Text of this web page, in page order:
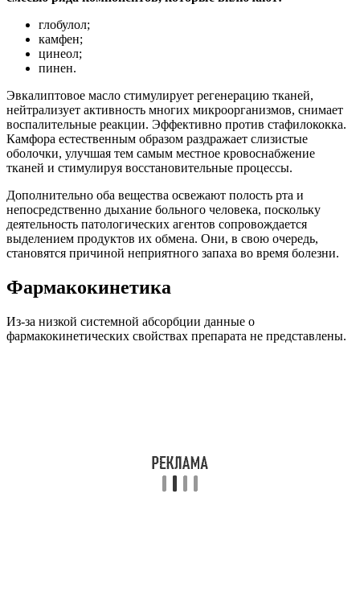
глобулол;
камфен;
цинеол;
пинен.
Эвкалиптовое масло стимулирует регенерацию тканей,
нейтрализует активность многих микроорганизмов, снимает
воспалительные реакции. Эффективно против стафилококка.
Камфора естественным образом раздражает слизистые
оболочки, улучшая тем самым местное кровоснабжение
тканей и стимулируя восстановительные процессы.
Дополнительно оба вещества освежают полость рта и
непосредственно дыхание больного человека, поскольку
деятельность патологических агентов сопровождается
выделением продуктов их обмена. Они, в свою очередь,
становятся причиной неприятного запаха во время болезни.
Фармакокинетика
Из-за низкой системной абсорбции данные о
фармакокинетических свойствах препарата не представлены.